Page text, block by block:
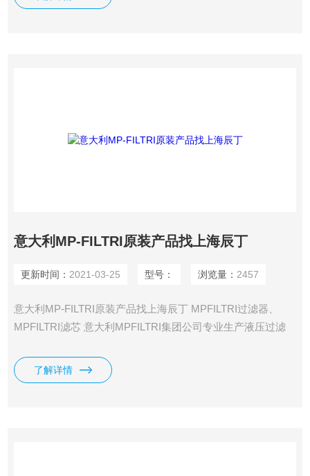
意大利MP-FILTRI原装产品找上海辰丁
更新时间： 2021-03-25 型号： 浏览量： 2457
意大利MP-FILTRI原装产品找上海辰丁 MPFILTRI过滤器、
MPFILTRI滤芯 意大利MPFILTRI集团公司专业生产液压过滤
铁、电力、、矿石、注塑机等预*要*预*要*预*要*预*要*预*要*
预先进要先进行业的液压和润滑系统 配套，能为客户提供优
了解详情